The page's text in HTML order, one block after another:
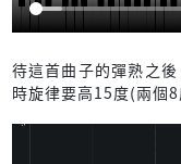
待這首曲子的彈熟之
時旋律要高15度(兩個8